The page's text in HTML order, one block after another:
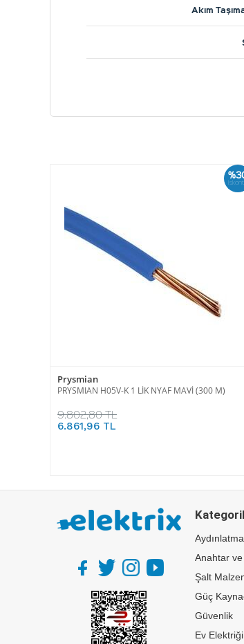
Akım
Prysmian
PRYSMIAN H05V-K 1 LİK NYAF MAVİ (300 M)
9.802,80 TL
6.861,96 TL
Aydınlatma
Anahtar
Şalt
Güç
Güvenlik
Ev Elektriği